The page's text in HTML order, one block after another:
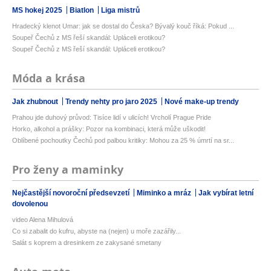
MS hokej 2025 Biatlon Liga mistrů
Hradecký klenot Umar: jak se dostal do Česka? Bývalý kouč říká: Pokud ...
Soupeř Čechů z MS řeší skandál: Upláceli erotikou?
Soupeř Čechů z MS řeší skandál: Upláceli erotikou?
Móda a krása
Jak zhubnout Trendy nehty pro jaro 2025 Nové make-up trendy
Prahou jde duhový průvod: Tisíce lidí v ulicích! Vrcholí Prague Pride
Horko, alkohol a prášky: Pozor na kombinaci, která může uškodit!
Oblíbené pochoutky Čechů pod palbou kritiky: Mohou za 25 % úmrtí na sr...
Pro ženy a maminky
Nejčastější novoroční předsevzetí Miminko a mráz
Jak vybírat letní
dovolenou
video Alena Mihulová
Co si zabalit do kufru, abyste na (nejen) u moře zazářily...
Salát s koprem a dresinkem ze zakysané smetany